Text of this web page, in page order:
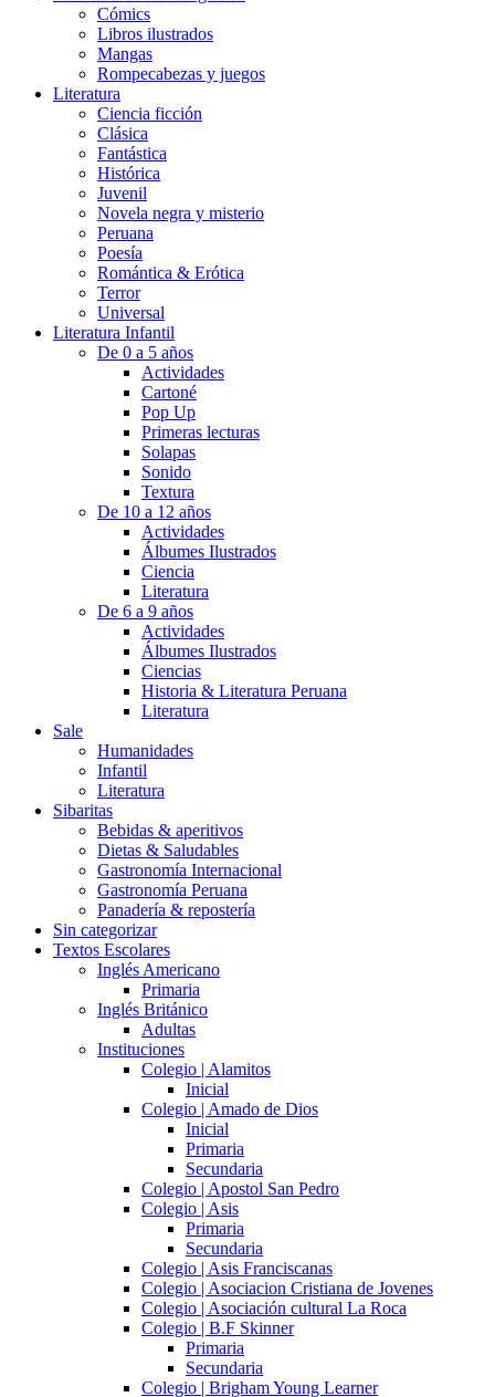
Cómics
Libros ilustrados
Mangas
Rompecabezas y juegos
Literatura
Ciencia ficción
Clásica
Fantástica
Histórica
Juvenil
Novela negra y misterio
Peruana
Poesía
Romántica & Erótica
Terror
Universal
Literatura Infantil
De 0 a 5 años
Actividades
Cartoné
Pop Up
Primeras lecturas
Solapas
Sonido
Textura
De 10 a 12 años
Actividades
Álbumes Ilustrados
Ciencia
Literatura
De 6 a 9 años
Actividades
Álbumes Ilustrados
Ciencias
Historia & Literatura Peruana
Literatura
Sale
Humanidades
Infantil
Literatura
Sibaritas
Bebidas & aperitivos
Dietas & Saludables
Gastronomía Internacional
Gastronomía Peruana
Panadería & repostería
Sin categorizar
Textos Escolares
Inglés Americano
Primaria
Inglés Británico
Adultas
Instituciones
Colegio | Alamitos
Inicial
Colegio | Amado de Dios
Inicial
Primaria
Secundaria
Colegio | Apostol San Pedro
Colegio | Asis
Primaria
Secundaria
Colegio | Asis Franciscanas
Colegio | Asociacion Cristiana de Jovenes
Colegio | Asociación cultural La Roca
Colegio | B.F Skinner
Primaria
Secundaria
Colegio | Brigham Young Learner